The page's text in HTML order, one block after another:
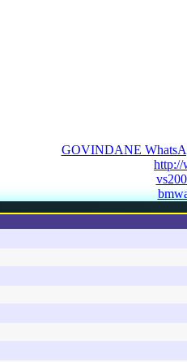
GOVINDANE
http://